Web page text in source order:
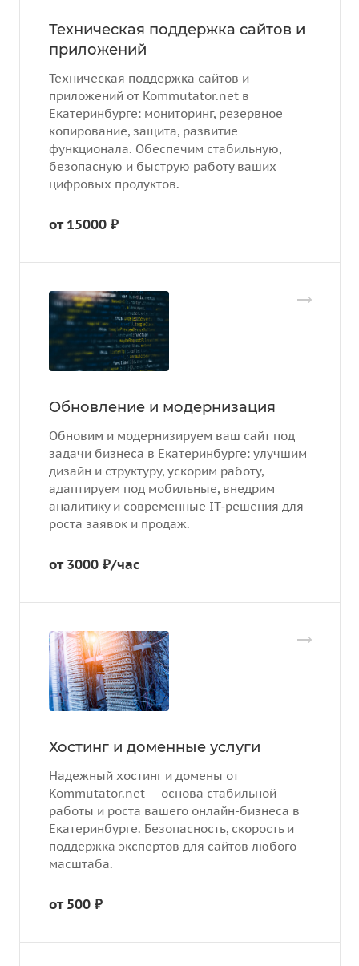
Техническая поддержка сайтов и
приложений
Техническая поддержка сайтов и
приложений от Kommutator.net в
Екатеринбурге: мониторинг, резервное
копирование, защита, развитие
функционала. Обеспечим стабильную,
безопасную и быструю работу ваших
цифровых продуктов.
от 15000 ₽
Обновление и модернизация
Обновим и модернизируем ваш сайт под
задачи бизнеса в Екатеринбурге: улучшим
дизайн и структуру, ускорим работу,
адаптируем под мобильные, внедрим
аналитику и современные IT‑решения для
роста заявок и продаж.
от 3000 ₽/час
Хостинг и доменные услуги
Надежный хостинг и домены от
Kommutator.net — основа стабильной
работы и роста вашего онлайн-бизнеса в
Екатеринбурге. Безопасность, скорость и
поддержка экспертов для сайтов любого
масштаба.
от 500 ₽